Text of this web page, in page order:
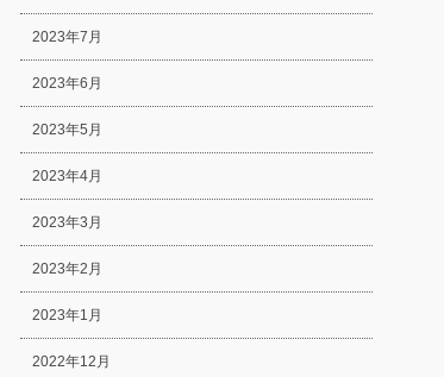
2023年7月
2023年6月
2023年5月
2023年4月
2023年3月
2023年2月
2023年1月
2022年12月